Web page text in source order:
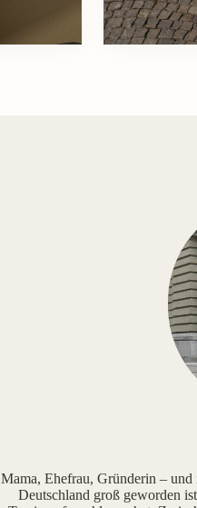
Mama, Ehefrau, Gründerin – und
Deutschland groß geworden